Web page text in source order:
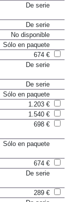
De serie
De serie
No disponible
Sólo en paquete
674 €
De serie
De serie
Sólo en paquete
1.203 €
1.540 €
698 €
Sólo en paquete
674 €
De serie
289 €